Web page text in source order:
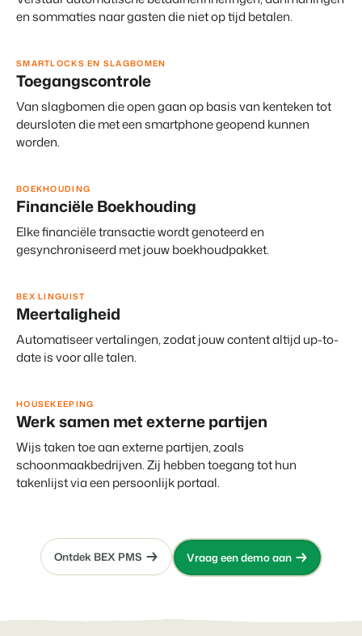
en sommaties naar gasten die niet op tijd betalen.
SMARTLOCKS EN SLAGBOMEN
Toegangscontrole
Van slagbomen die open gaan op basis van kenteken tot
deursloten die met een smartphone geopend kunnen
worden.
BOEKHOUDING
Financiële Boekhouding
Elke financiële transactie wordt genoteerd en
gesynchroniseerd met jouw boekhoudpakket.
BEX LINGUIST
Meertaligheid
Automatiseer vertalingen, zodat jouw content altijd up-to-
date is voor alle talen.
HOUSEKEEPING
Werk samen met externe partijen
Wijs taken toe aan externe partijen, zoals
schoonmaakbedrijven. Zij hebben toegang tot hun
takenlijst via een persoonlijk portaal.
Vraag een demo aan
Ontdek BEX PMS